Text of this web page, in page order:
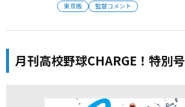
東京版 監督コメント
月刊高校野球CHARGE！特別号